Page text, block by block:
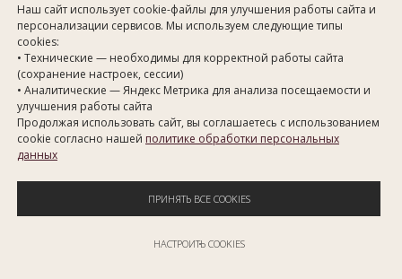
Наш сайт использует cookie-файлы для улучшения работы сайта и
персонализации сервисов. Мы используем следующие типы
cookies:
• Технические — необходимы для корректной работы сайта
(сохранение настроек, сессии)
• Аналитические — Яндекс Метрика для анализа посещаемости и
улучшения работы сайта
Продолжая использовать сайт, вы соглашаетесь с использованием
cookie согласно нашей политике обработки персональных
данных
ПРИНЯТЬ ВСЕ COOKIES
НАСТРОИТЬ COOKIES